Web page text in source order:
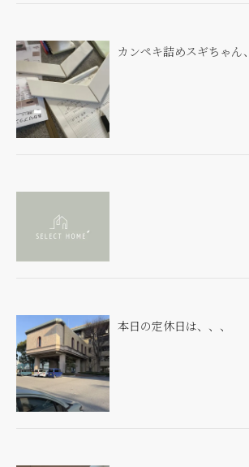
カンペキ詰めスギちゃん
本日の定休日は、、、